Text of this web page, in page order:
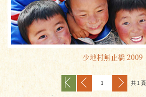
少地村無止橋 2009
共 1 頁